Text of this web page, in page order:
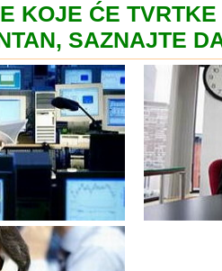
KOJE ĆE
SAZNAJTE